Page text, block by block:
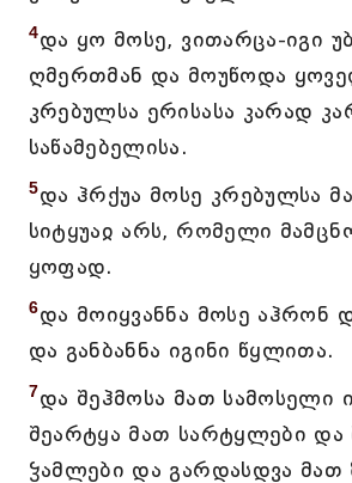
4და ყო მოსე, ვითარცა-იგი
ღმერთმან და მოუწოდა
კრებულსა ერისასა კარად
საწამებელისა.
5და ჰრქუა მოსე კრებულსა
სიტყუაჲ არს, რომელი
ყოფად.
6და მოიყვანნა მოსე აჰრონ
და განბანნა იგინი წყლითა.
7და შეჰმოსა მათ სამოსელი
შეარტყა მათ სარტყლები და
ჴამლები და გარდასდვა მათ